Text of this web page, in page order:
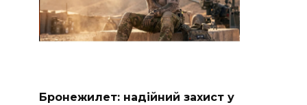
Бронежилет: надійний захист у